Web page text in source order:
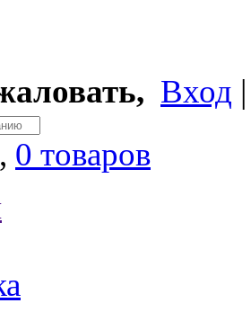
Вход
0 товаров